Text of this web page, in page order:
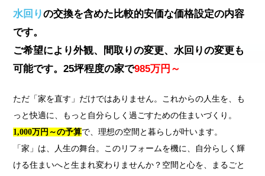
水回りの交換を含めた比較的安価な価格設定の内容
です。
ご希望により外観、間取りの変更、水回りの変更も
可能です。25坪程度の家で985万円～
ただ「家を直す」だけではありません。これからの人生を、も
っと快適に、もっと自分らしく過ごすための住まいづくり。
1,000万円～の予算で、理想の空間と暮らしが叶います。
「家」は、人生の舞台。このリフォームを機に、自分らしく輝
ける住まいへと生まれ変わりませんか？空間と心を、まるごと